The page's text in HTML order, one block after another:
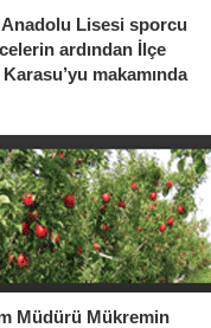
Lisesi sporcu
ardından İlçe
makamında
Müdürü Mükremin